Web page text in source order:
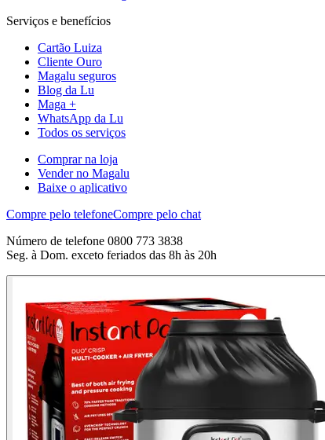
Serviços e benefícios
Cartão Luiza
Cliente Ouro
Magalu seguros
Blog da Lu
Maga +
WhatsApp da Lu
Todos os serviços
Comprar na loja
Vender no Magalu
Baixe o aplicativo
Compre pelo telefoneCompre pelo chat
Número de telefone 0800 773 3838
Seg. à Dom. exceto feriados das 8h às 20h